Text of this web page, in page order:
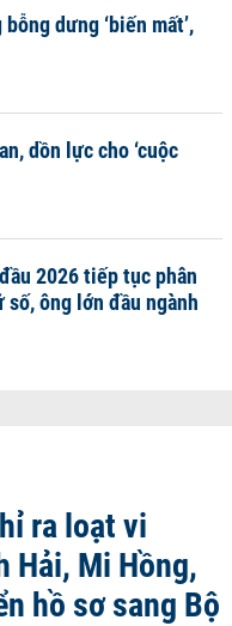
dưng ‘biến mất’,
dồn lực cho ‘cuộc
2026 tiếp tục phân
ông lớn đầu ngành
ra loạt vi
Hải, Mi Hồng,
hồ sơ sang Bộ